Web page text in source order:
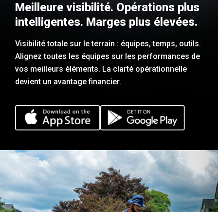
Meilleure visibilité. Opérations plus
intelligentes. Marges plus élevées.
Visibilité totale sur le terrain : équipes, temps, outils.
Alignez toutes les équipes sur les performances de
vos meilleurs éléments. La clarté opérationnelle
devient un avantage financier.